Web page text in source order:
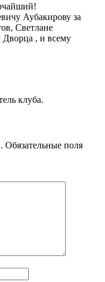
Аубакирову за
Светлане
Дворца , и всему
клуба.
Обязательные поля